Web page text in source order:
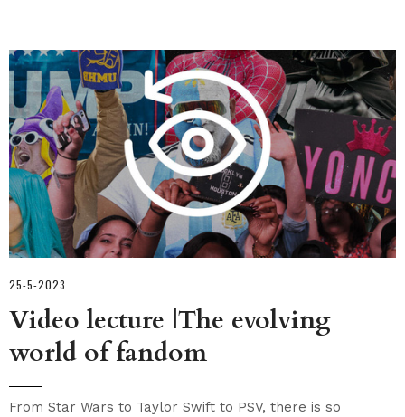
25-5-2023
Video lecture |The evolving
world of fandom
From Star Wars to Taylor Swift to PSV, there is so